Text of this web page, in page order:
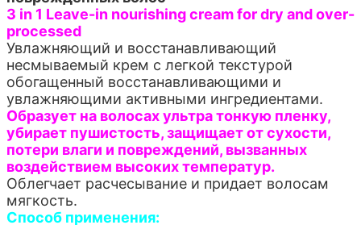
3 in 1 Leave-in nourishing cream for dry and over-
processed
Увлажняющий и восстанавливающий
несмываемый крем с легкой текстурой
обогащенный восстанавливающими и
увлажняющими активными ингредиентами.
Образует на волосах ультра тонкую пленку,
убирает пушистость, защищает от сухости,
потери влаги и повреждений, вызванных
воздействием высоких температур.
Облегчает расчесывание и придает волосам
мягкость.
Способ применения: